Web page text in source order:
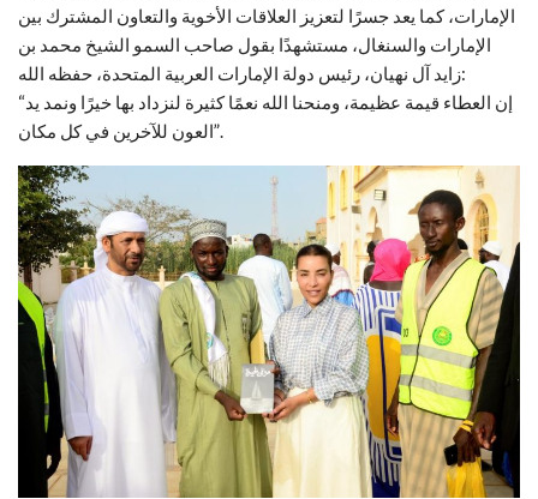
الإمارات، كما يعد جسرًا لتعزيز العلاقات الأخوية والتعاون المشترك بين
الإمارات والسنغال، مستشهدًا بقول صاحب السمو الشيخ محمد بن
زايد آل نهيان، رئيس دولة الإمارات العربية المتحدة، حفظه الله:
“إن العطاء قيمة عظيمة، ومنحنا الله نعمًا كثيرة لنزداد بها خيرًا ونمد يد
العون للآخرين في كل مكان”.